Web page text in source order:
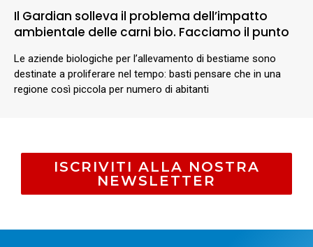
Il Gardian solleva il problema dell’impatto
ambientale delle carni bio. Facciamo il punto
Le aziende biologiche per l’allevamento di bestiame sono
destinate a proliferare nel tempo: basti pensare che in una
regione così piccola per numero di abitanti
ISCRIVITI ALLA NOSTRA
NEWSLETTER